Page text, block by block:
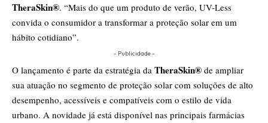
TheraSkin®. “Mais do que um produto de verão, UV-Less
convida o consumidor a transformar a proteção solar em um
hábito cotidiano”.
- Publicidade -
O lançamento é parte da estratégia da TheraSkin® de ampliar
sua atuação no segmento de proteção solar com soluções de alto
desempenho, acessíveis e compatíveis com o estilo de vida
urbano. A novidade já está disponível nas principais farmácias